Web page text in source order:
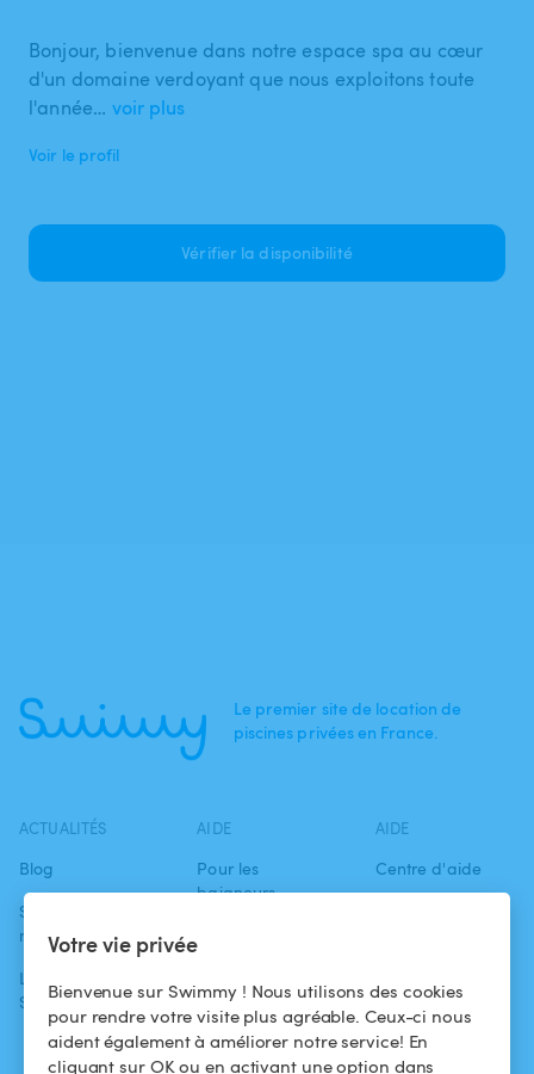
Votre vie privée
Bienvenue sur Swimmy ! Nous utilisons des cookies
pour rendre votre visite plus agréable. Ceux-ci nous
aident également à améliorer notre service! En
cliquant sur OK ou en activant une option dans
Bonjour, bienvenue dans notre espace spa au cœur
d'un domaine verdoyant que nous exploitons toute
l'année… voir plus
Voir le profil
Vérifier la disponibilité
Le premier site de location de
piscines privées en France.
ACTUALITÉS
Blog
Swimmy dans les
médias
L'aventure
Swimmy
AIDE
Pour les
baigneurs
Louer ma piscine
Comment ça
marche ?
AIDE
Centre d'aide
confidentialité
Mentions légales